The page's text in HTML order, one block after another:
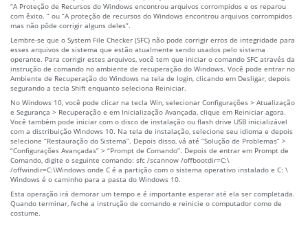
“A Proteção de Recursos do Windows encontrou arquivos corrompidos e os reparou
com êxito. “ ou “A proteção de recursos do Windows encontrou arquivos corrompidos
mas não pôde corrigir alguns deles”.
Lembre-se que o System File Checker (SFC) não pode corrigir erros de integridade para
esses arquivos de sistema que estão atualmente sendo usados pelo sistema
operante. Para corrigir estes arquivos, você tem que iniciar o comando SFC através da
instrução de comando no ambiente de recuperação do Windows. Você pode entrar no
Ambiente de Recuperação do Windows na tela de login, clicando em Desligar, depois
segurando a tecla Shift enquanto seleciona Reiniciar.
No Windows 10, você pode clicar na tecla Win, selecionar Configurações > Atualização
e Segurança > Recuperação e em Inicialização Avançada, clique em Reiniciar agora.
Você também pode iniciar com o disco de instalação ou flash drive USB inicializável
com a distribuição Windows 10. Na tela de instalação, selecione seu idioma e depois
selecione “Restauração do Sistema”. Depois disso, vá até “Solução de Problemas” >
“Configurações Avançadas” > “Prompt de Comando”. Depois de entrar em Prompt de
Comando, digite o seguinte comando: sfc /scannow /offbootdir=C:\
/offwindir=C:\Windows onde C é a partição com o sistema operativo instalado e C: \
Windows é o caminho para a pasta do Windows 10.
Esta operação irá demorar um tempo e é importante esperar até ela ser completada.
Quando terminar, feche a instrução de comando e reinicie o computador como de
costume.